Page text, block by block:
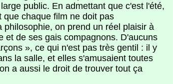
public. En admettant que c'est l'été,
chaque film ne doit pas
philosophie, on prend un réel plaisir à
et de ses gais compagnons. D'aucuns
», ce qui n'est pas très gentil : il y
la salle, et elles s'amusaient toutes
a aussi le droit de trouver tout ça